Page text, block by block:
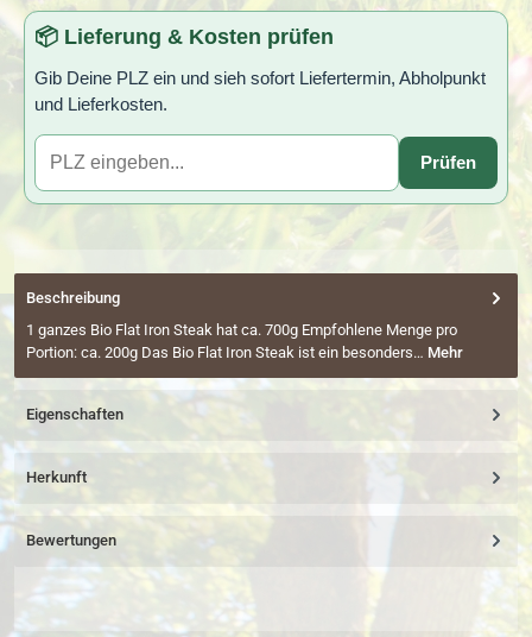
📦 Lieferung & Kosten prüfen
Gib Deine PLZ ein und sieh sofort Liefertermin, Abholpunkt
und Lieferkosten.
Prüfen
Beschreibung
1 ganzes Bio Flat Iron Steak hat ca. 700g Empfohlene Menge pro
Portion: ca. 200g Das Bio Flat Iron Steak ist ein besonders… Mehr
Eigenschaften
Herkunft
Bewertungen